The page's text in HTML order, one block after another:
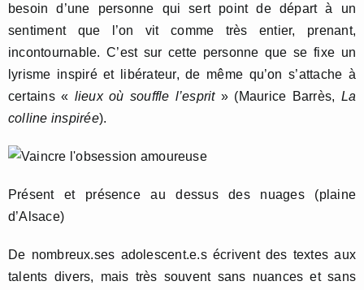
besoin d’une personne qui sert point de départ à un
sentiment que l’on vit comme très entier, prenant,
incontournable. C’est sur cette personne que se fixe un
lyrisme inspiré et libérateur, de même qu’on s’attache à
certains « lieux où souffle l’esprit» (Maurice Barrès, La
colline inspirée).
Présent et présence au dessus des nuages (plaine
d’Alsace)
De nombreux.ses adolescent.e.s écrivent des textes aux
talents divers, mais très souvent sans nuances et sans